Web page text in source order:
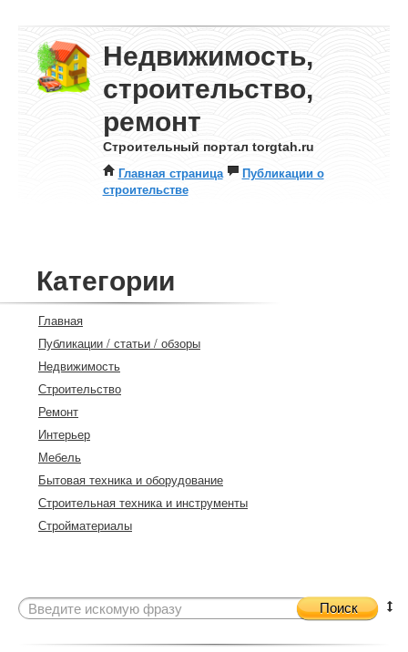
Недвижимость,
строительство,
ремонт
Строительный портал torgtah.ru
Главная страница
Публикации о
строительстве
Категории
Главная
Публикации / статьи / обзоры
Недвижимость
Строительство
Ремонт
Интерьер
Мебель
Бытовая техника и оборудование
Строительная техника и инструменты
Стройматериалы
Поиск